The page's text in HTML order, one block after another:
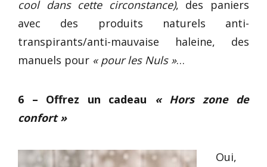
cool dans cette circonstance), des paniers
avec des produits naturels anti-
transpirants/anti-mauvaise haleine, des
manuels pour « pour les Nuls »…
6 – Offrez un cadeau
« Hors zone de
confort »
Oui,